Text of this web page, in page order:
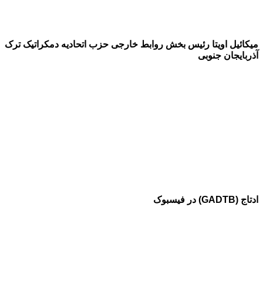
میکائیل اویتا رئیس بخش روابط خارجی حزب اتحادیه دمکراتیک ترک
آذربایجان جنوبی
ادتاج (GADTB) در فیسبوک